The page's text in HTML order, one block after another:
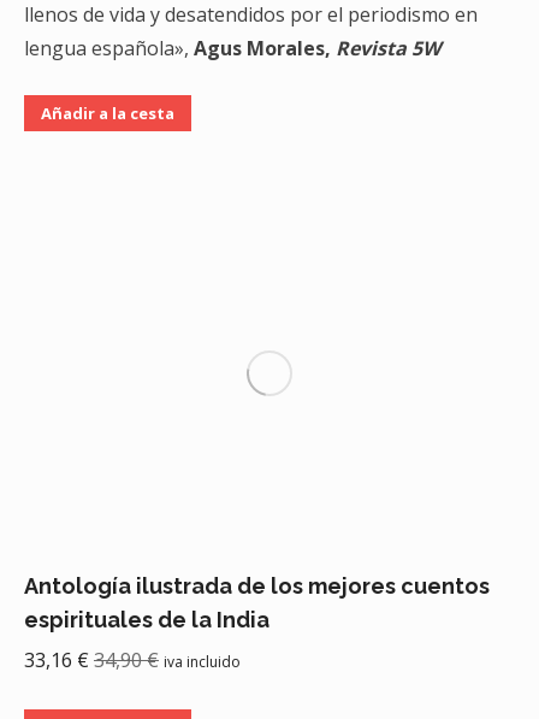
llenos de vida y desatendidos por el periodismo en
lengua española», Agus Morales, Revista 5W
Añadir a la cesta
Antología ilustrada de los mejores cuentos
espirituales de la India
33,16 € 34,90€ iva incluido